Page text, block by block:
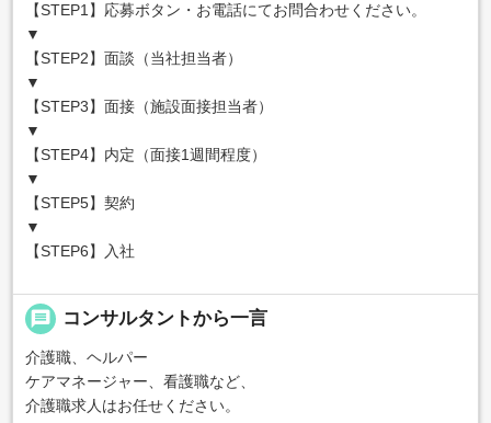
【STEP1】応募ボタン・お電話にてお問合わせください。
▼
【STEP2】面談（当社担当者）
▼
【STEP3】面接（施設面接担当者）
▼
【STEP4】内定（面接1週間程度）
▼
【STEP5】契約
▼
【STEP6】入社
message コンサルタントから一言
介護職、ヘルパー
ケアマネージャー、看護職など、
介護職求人はお任せください。